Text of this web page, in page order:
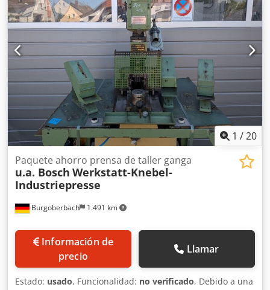
1 /20
Burgoberbach 1.491 km
Paquete ahorro prensa de taller ganga
u.a. Bosch Werkstatt-Knebel-
Industriepresse
Información de
precio
Llamar
Estado: usado, Funcionalidad: no verificado, Debido a una